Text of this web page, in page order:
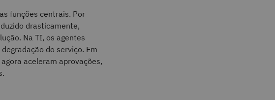
funções centrais. Por
drasticamente,
Na TI, os agentes
do serviço. Em
aceleram aprovações,